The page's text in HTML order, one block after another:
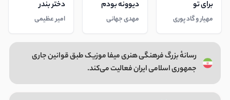
برای تو
مهیار و گاد پوری
دیوونه بودم
مهدی جهانی
دختر بندر
امیر عظیمی
رسانهٔ بزرگ فرهنگی هنری میفا موزیک طبق قوانین جاری
جمهوری اسلامی ایران فعالیت می‌کند.